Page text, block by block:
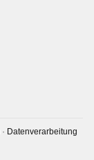
· Datenverarbeitung